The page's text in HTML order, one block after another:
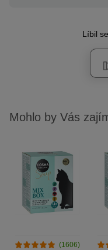
Líbil
Mohlo by Vás
(1606)